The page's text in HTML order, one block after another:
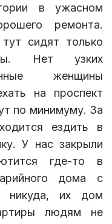
в ужасном
ремонта.
сидят только
Нет узких
женщины
на проспект
по минимуму. За
ездить в
У нас закрыли
где-то в
дома с
никуда, их дом
людям не